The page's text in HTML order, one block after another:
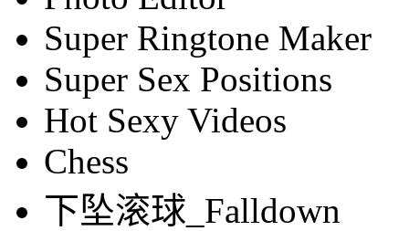
Super Ringtone Maker
Super Sex Positions
Hot Sexy Videos
Chess
下坠滚球_Falldown